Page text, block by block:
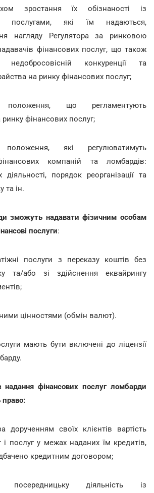
зростання їх обізнаності із
послугами, які їм надаються,
нагляду Регулятора за ринковою
фінансових послуг, що також
недобросовісній конкуренції та
на ринку фінансових послуг;
положення, що регламентують
ринку фінансових послуг;
положення, які регулюватимуть
компаній та ломбардів:
порядок реорганізації та
та ін.
зможуть надавати фізичним особам
послуги:
послуги з переказу коштів без
та/або зі здійснення еквайрингу
цінностями (обмін валют).
мають бути включені до ліцензії
надання фінансових послуг ломбарди
дорученням своїх клієнтів вартість
і послуг у межах наданих їм кредитів,
кредитним договором;
посередницьку діяльність із